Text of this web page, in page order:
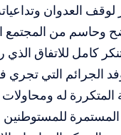
العدوان
من المجتمع
كامل للاتفاق الذي
الجرائم التي
المتكررة له ومحاولات
المستمرة